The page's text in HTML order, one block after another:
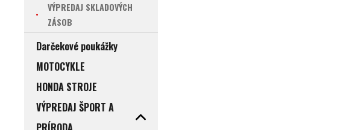
VÝPREDAJ SKLADOVÝCH
ZÁSOB
Darčekové poukážky
MOTOCYKLE
HONDA STROJE
VÝPREDAJ ŠPORT A